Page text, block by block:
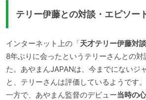
テリー伊藤との対談・エピソー
インターネット上の「天才テリー伊藤対談
8年ぶりに会ったというテリーさんとの対
た。あやまんJAPANは、今までにないジ
と、テリーさんは評価しているようです。
一方で、あやまん監督のデビュー当時の